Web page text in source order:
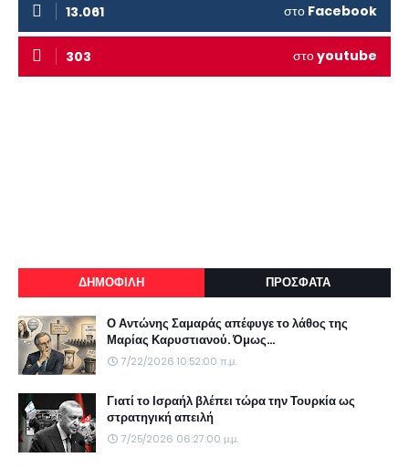
13.061 στο Facebook
303 στοyoutube
ΔΗΜΟΦΙΛΗ ΠΡΟΣΦΑΤΑ
Ο Αντώνης Σαμαράς απέφυγε το λάθος της
Μαρίας Καρυστιανού. Όμως...
7/22/2026 10:52:00 π.μ.
Γιατί το Ισραήλ βλέπει τώρα την Τουρκία ως
στρατηγική απειλή
7/25/2026 06:27:00 μ.μ.